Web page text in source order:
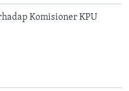
Komisioner KPU